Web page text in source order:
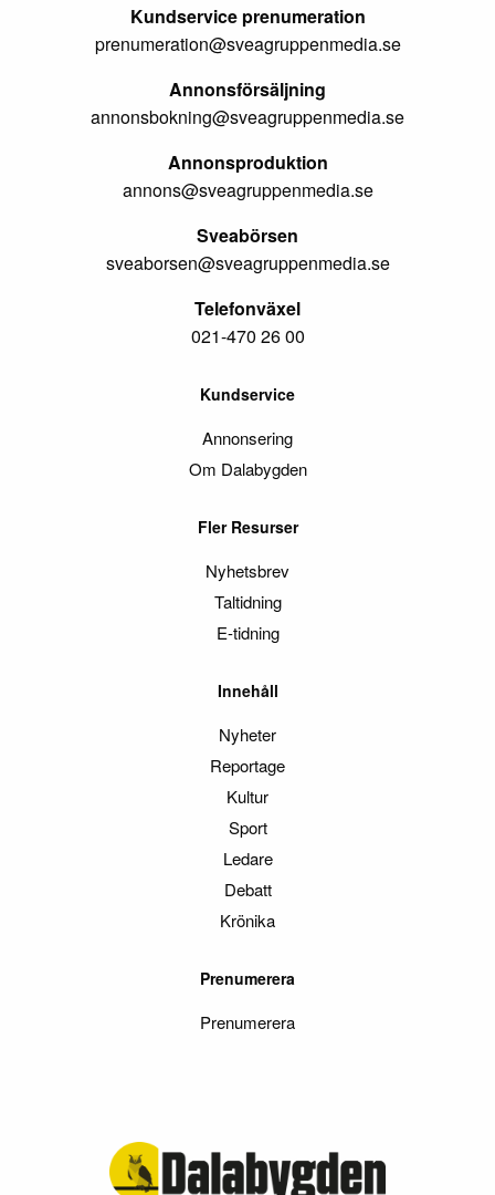
Kundservice prenumeration
prenumeration@sveagruppenmedia.se
Annonsförsäljning
annonsbokning@sveagruppenmedia.se
Annonsproduktion
annons@sveagruppenmedia.se
Sveabörsen
sveaborsen@sveagruppenmedia.se
Telefonväxel
021-470 26 00
Kundservice
Annonsering
Om Dalabygden
Fler Resurser
Nyhetsbrev
Taltidning
E-tidning
Innehåll
Nyheter
Reportage
Kultur
Sport
Ledare
Debatt
Krönika
Prenumerera
Prenumerera